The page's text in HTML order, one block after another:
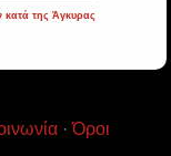
κατά της Άγκυρας
·Όροι